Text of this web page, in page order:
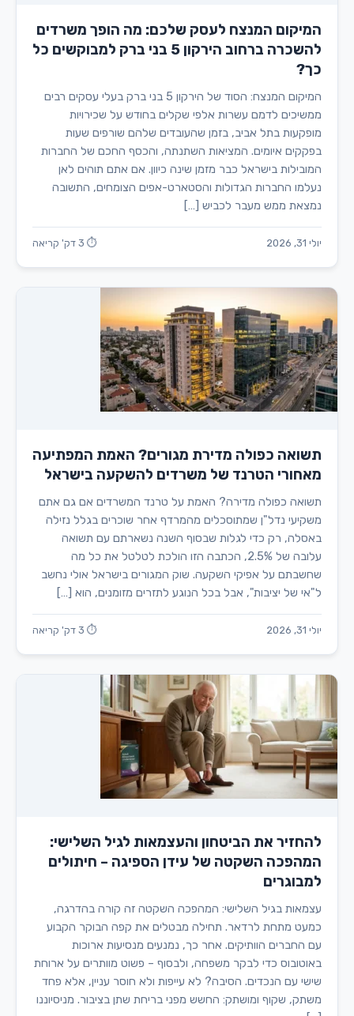
המיקום המנצח לעסק שלכם: מה הופך משרדים
להשכרה ברחוב הירקון 5 בני ברק למבוקשים כל
כך?
המיקום המנצח: הסוד של הירקון 5 בני ברק בעלי עסקים רבים
ממשיכים לדמם עשרות אלפי שקלים בחודש על שכירויות
מופקעות בתל אביב, בזמן שהעובדים שלהם שורפים שעות
בפקקים איומים. המציאות השתנתה, והכסף החכם של החברות
המובילות בישראל כבר מזמן שינה כיוון. אם אתם תוהים לאן
נעלמו החברות הגדולות והסטארט-אפים הצומחים, התשובה
נמצאת ממש מעבר לכביש […]
יולי 31, 2026 ⏱ 3 דק' קריאה
תשואה כפולה מדירת מגורים? האמת המפתיעה
מאחורי הטרנד של משרדים להשקעה בישראל
תשואה כפולה מדירה? האמת על טרנד המשרדים אם גם אתם
משקיעי נדל"ן שמתוסכלים מהמרדף אחר שוכרים בגלל נזילה
באסלה, רק כדי לגלות שבסוף השנה נשארתם עם תשואה
עלובה של 2.5%, הכתבה הזו הולכת לטלטל את כל מה
שחשבתם על אפיקי השקעה. שוק המגורים בישראל אולי נחשב
ל"אי של יציבות", אבל בכל הנוגע לתזרים מזומנים, הוא […]
יולי 31, 2026 ⏱ 3 דק' קריאה
להחזיר את הביטחון והעצמאות לגיל השלישי:
המהפכה השקטה של עידן הספיגה – חיתולים
למבוגרים
עצמאות בגיל השלישי: המהפכה השקטה זה קורה בהדרגה,
כמעט מתחת לרדאר. תחילה מבטלים את קפה הבוקר הקבוע
עם החברים הוותיקים. אחר כך, נמנעים מנסיעות ארוכות
באוטובוס כדי לבקר משפחה, ולבסוף – פשוט מוותרים על ארוחת
שישי עם הנכדים. הסיבה? לא עייפות ולא חוסר עניין, אלא פחד
משתק, שקוף ומושתק: החשש מפני בריחת שתן בציבור. מניסיוננו